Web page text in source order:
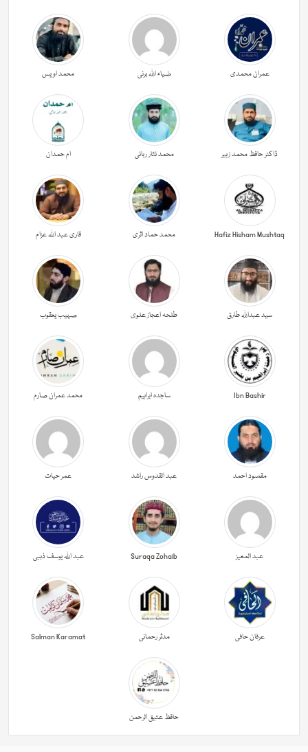
عمران محمدی ضیاء اللہ برنی محمد اویس
ڈاکٹر حافظ محمد زبیر محمد نثار ربانی ام حمدان
Hafiz Hisham Mushtaq محمد حماد اثری قاری عبد اللہ عزام
سید عبداللہ طارق طلحہ اعجاز علوی صہیب یعقوب
Ibn Bashir ساجدہ ابراہیم محمد عمران صارم
مقصود احمد عبد القدوس راشد عمر حیات
عبد المعیز Suraqa Zohaib عبد اللہ یوسف ذہبی
عرفان حافی مدثر رحمانی Salman Karamat
حافظ عتیق الرحمن